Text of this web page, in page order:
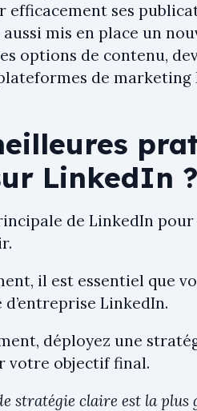
efficacement ses
mis en place un
options de contenu,
de marketing
LinkedIn ?
de LinkedIn
il est essentiel que
LinkedIn.
déployez une
votre objectif final.
de stratégie claire est la